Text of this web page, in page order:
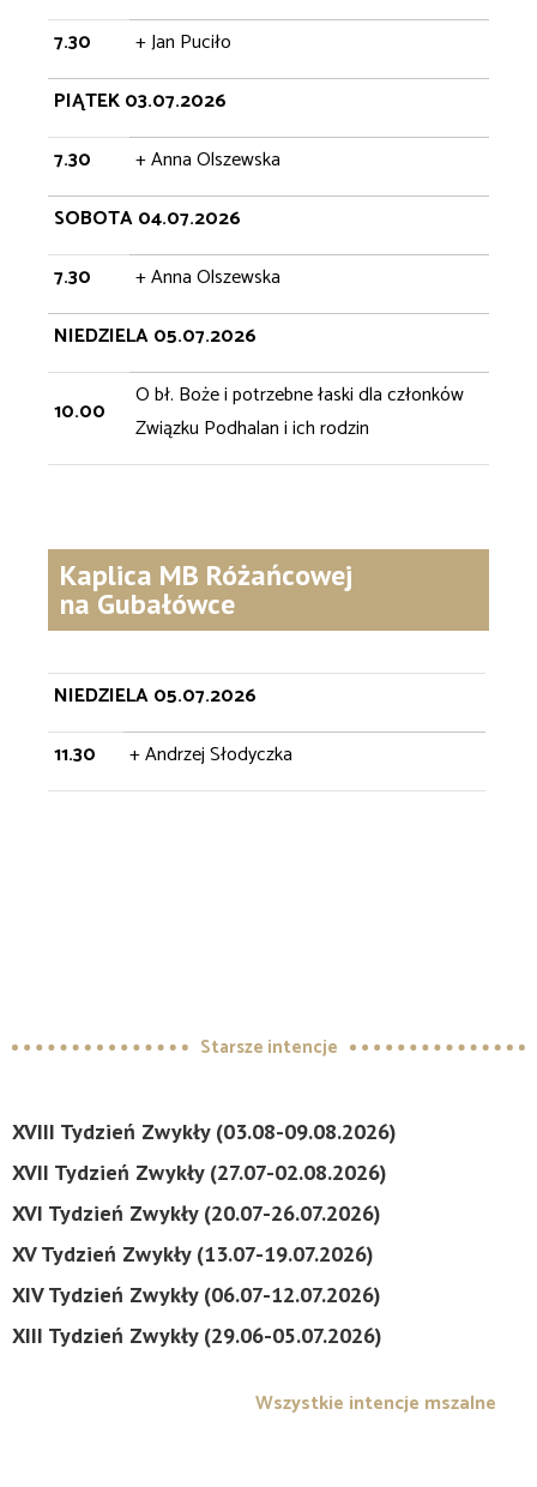
7.30
+ Jan Puciło
PIĄTEK 03.07.2026
7.30
+ Anna Olszewska
SOBOTA 04.07.2026
7.30
+ Anna Olszewska
NIEDZIELA 05.07.2026
10.00
O bł. Boże i potrzebne łaski dla członków
Związku Podhalan i ich rodzin
Kaplica MB Różańcowej
na Gubałówce
NIEDZIELA 05.07.2026
11.30
+ Andrzej Słodyczka
Starsze intencje
XVIII Tydzień Zwykły (03.08-09.08.2026)
XVII Tydzień Zwykły (27.07-02.08.2026)
XVI Tydzień Zwykły (20.07-26.07.2026)
XV Tydzień Zwykły (13.07-19.07.2026)
XIV Tydzień Zwykły (06.07-12.07.2026)
XIII Tydzień Zwykły (29.06-05.07.2026)
Wszystkie intencje mszalne